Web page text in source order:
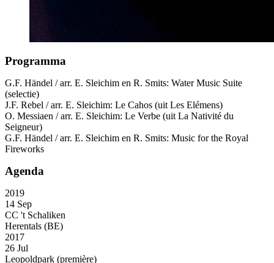
Programma
G.F. Händel / arr. E. Sleichim en R. Smits: Water Music Suite
(selectie)
J.F. Rebel / arr. E. Sleichim: Le Cahos (uit Les Elémens)
O. Messiaen / arr. E. Sleichim: Le Verbe (uit La Nativité du
Seigneur)
G.F. Händel / arr. E. Sleichim en R. Smits: Music for the Royal
Fireworks
Agenda
2019
14 Sep
CC 't Schaliken
Herentals (BE)
2017
26 Jul
Leopoldpark (première)